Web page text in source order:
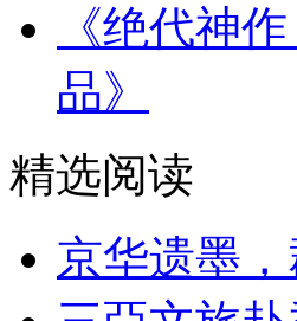
《绝代神
品》
精选阅读
京华遗墨